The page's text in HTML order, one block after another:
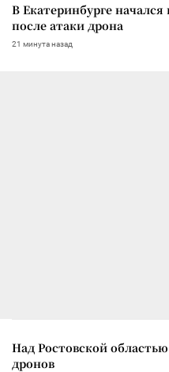
В Екатеринбурге
после атаки дрона
21 минута назад
Над Ростовской
дронов